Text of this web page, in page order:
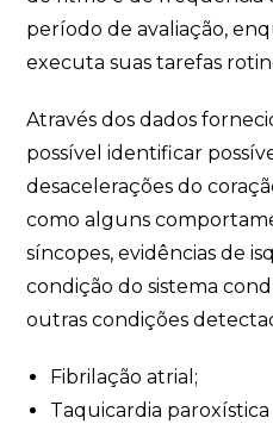
período de avaliação,
executa suas tarefas
Através dos dados
possível identificar
desacelerações do
como alguns
síncopes, evidências de
condição do sistema
outras condições
Fibrilação atrial;
Taquicardia